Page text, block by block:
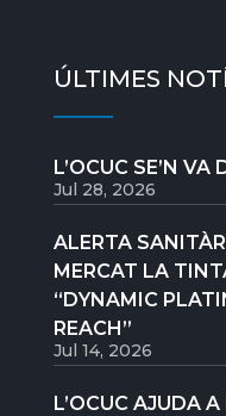
ÚLTIMES
L’OCUC SE’N VA
Jul 28, 2026
ALERTA
MERCAT LA
“DYNAMIC
REACH”
Jul 14, 2026
L’OCUC AJUDA